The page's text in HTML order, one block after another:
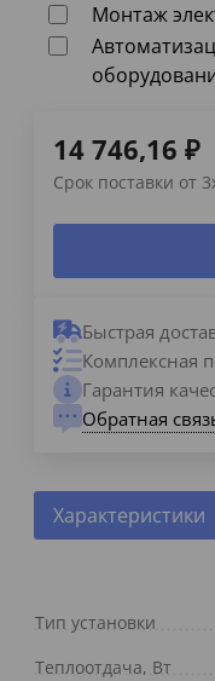
Монтаж
14 746,16 ₽
Срок поставки от
Быстрая
Комплексная
Гарантия
Обратная
Характеристики
Тип установки
Теплоотдача, Вт